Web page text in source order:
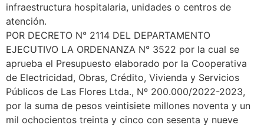
infraestructura hospitalaria, unidades o centros de
atención.
POR DECRETO N° 2114 DEL DEPARTAMENTO
EJECUTIVO LA ORDENANZA N° 3522 por la cual se
aprueba el Presupuesto elaborado por la Cooperativa
de Electricidad, Obras, Crédito, Vivienda y Servicios
Públicos de Las Flores Ltda., Nº 200.000/2022-2023,
por la suma de pesos veintisiete millones noventa y un
mil ochocientos treinta y cinco con sesenta y nueve